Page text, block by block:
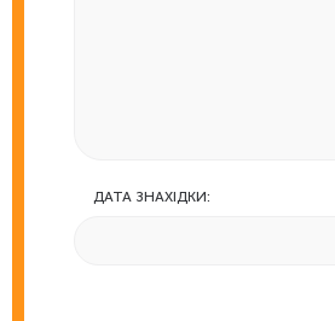
ДАТА ЗНАХІДКИ: